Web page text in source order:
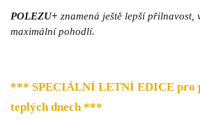
POLEZU+ znamená ještě lepší přilnavost,
maximální pohodlí.
*** SPECIÁLNÍ LETNÍ EDICE pro
teplých dnech ***